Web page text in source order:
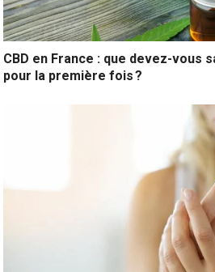
CBD en France : que devez-vous
pour la première fois ?